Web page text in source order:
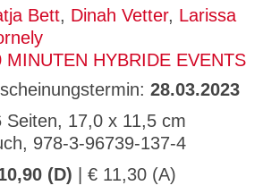
Bett, Dinah Vetter, Larissa
MINUTEN HYBRIDE EVENTS
28.03.2023
Seiten, 17,0 x 11,5 cm
978-3-96739-137-4
(D) | € 11,30 (A)